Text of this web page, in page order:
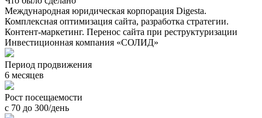
Международная юридическая корпорация Digesta.
Комплексная оптимизация сайта, разработка стратегии.
Контент-маркетинг. Перенос сайта при реструктуризации
Инвестиционная компания «СОЛИД»
Период продвижения
6 месяцев
Рост посещаемости
с 70 до 300/день